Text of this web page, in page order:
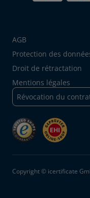
AGB
Protection des
Droit de rétractation
Mentions légales
Révocation du
Copyright © icertificate